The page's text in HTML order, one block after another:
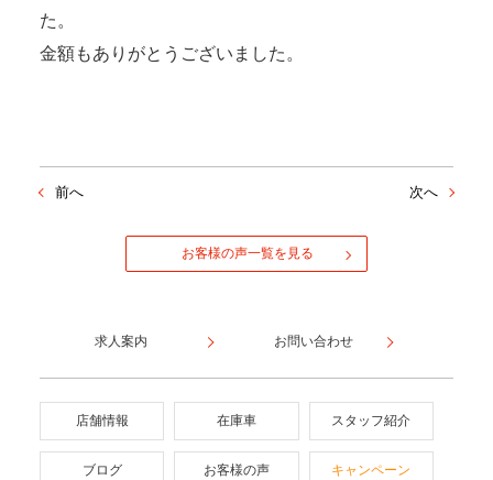
た。
金額もありがとうございました。
前へ 次へ
お客様の声一覧を見る
求人案内 お問い合わせ
店舗情報 在庫車 スタッフ紹介
ブログ お客様の声 キャンペーン